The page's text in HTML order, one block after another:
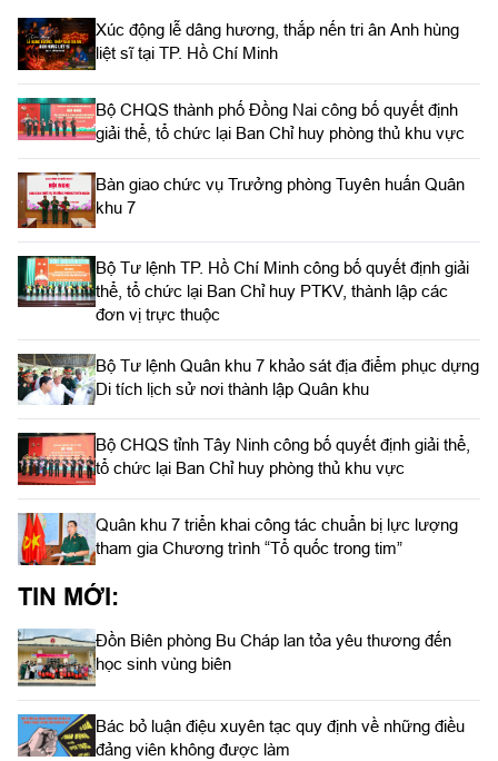
Xúc động lễ dâng hương, thắp nến tri ân Anh hùng
liệt sĩ tại TP. Hồ Chí Minh
Bộ CHQS thành phố Đồng Nai công bố quyết định
giải thể, tổ chức lại Ban Chỉ huy phòng thủ khu vực
Bàn giao chức vụ Trưởng phòng Tuyên huấn Quân
khu 7
Bộ Tư lệnh TP. Hồ Chí Minh công bố quyết định giải
thể, tổ chức lại Ban Chỉ huy PTKV, thành lập các
đơn vị trực thuộc
Bộ Tư lệnh Quân khu 7 khảo sát địa điểm phục dựng
Di tích lịch sử nơi thành lập Quân khu
Bộ CHQS tỉnh Tây Ninh công bố quyết định giải thể,
tổ chức lại Ban Chỉ huy phòng thủ khu vực
Quân khu 7 triển khai công tác chuẩn bị lực lượng
tham gia Chương trình “Tổ quốc trong tim”
TIN MỚI:
Đồn Biên phòng Bu Cháp lan tỏa yêu thương đến
học sinh vùng biên
Bác bỏ luận điệu xuyên tạc quy định về những điều
đảng viên không được làm